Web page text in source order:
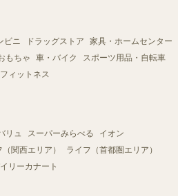
ビニ ドラッグストア
家具・ホームセンター
もちゃ
車・バイク
スポーツ用品・自転車
ィットネス
リュ スーパーみらべる
イオン
関西エリア）
ライフ（首都圏エリア）
リーカナート